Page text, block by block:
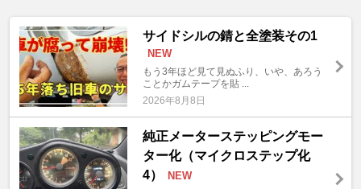
サイドシルの錆と全塗装その1
NEW
もう3年ほど見て見ぬふり、いや、あろう
ことかガムテープを貼 ...
2026年8月8日
純正メーターステッピングモー
ター化（マイクロステップ化
4）
NEW